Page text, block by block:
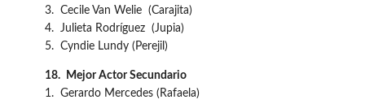
3. Cecile Van Welie (Carajita)
4. Julieta Rodríguez (Jupia)
5. Cyndie Lundy (Perejil)
18.
Mejor Actor Secundario
1. Gerardo Mercedes (Rafaela)